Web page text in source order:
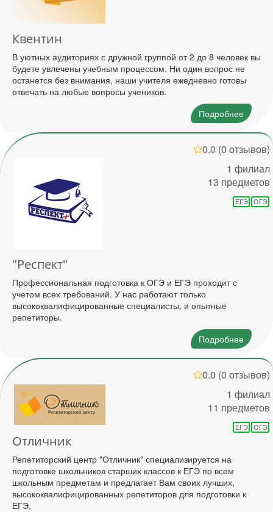
Квентин
В уютных аудиториях с дружной группой от 2 до 8 человек вы
будете увлечены учебным процессом. Ни один вопрос не
останется без внимания, наши учителя ежедневно готовы
отвечать на любые вопросы учеников.
Подробнее
0.0 (0 отзывов)
1 филиал
13 предметов
ЕГЭ ОГЭ
"Респект"
Профессиональная подготовка к ОГЭ и ЕГЭ проходит с
учетом всех требований. У нас работают только
высококвалифицированные специалисты, и опытные
репетиторы.
Подробнее
0.0 (0 отзывов)
1 филиал
11 предметов
ЕГЭ ОГЭ
Отличник
Репетиторский центр "Отличник" специализируется на
подготовке школьников старших классов к ЕГЭ по всем
школьным предметам и предлагает Вам своих лучших,
высококвалифицированных репетиторов для подготовки к
ЕГЭ.